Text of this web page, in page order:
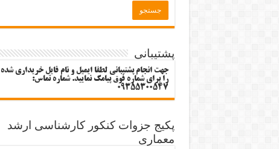
پشتیبانی
جهت انجام پشتیبانی لطفا ایمیل و نام فایل خریداری شده
را برای شماره فوق پیامک نمایید. شماره تماس:
09355300547
پکیج جزوات کنکور کارشناسی ارشد
معماری